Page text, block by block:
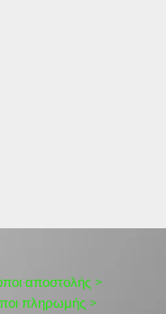
αποστολής >
πληρωμής >